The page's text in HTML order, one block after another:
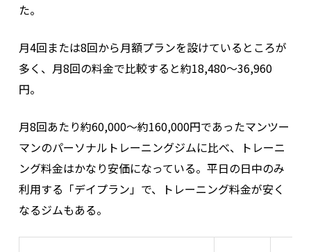
た。
月4回または8回から月額プランを設けているところが
多く、月8回の料金で比較すると約18,480〜36,960
円。
月8回あたり約60,000～約160,000円であったマンツー
マンのパーソナルトレーニングジムに比べ、トレーニ
ング料金はかなり安価になっている。平日の日中のみ
利用する「デイプラン」で、トレーニング料金が安く
なるジムもある。